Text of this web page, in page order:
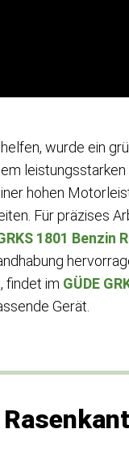
wurde ein
hohen
Für präzises
1801
findet im GÜDE
Gerät.